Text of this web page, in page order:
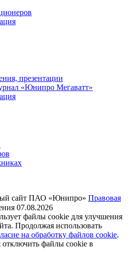
презентации
«Юнипро Мегаватт»
сайт ПАО «Юнипро» Правовая
07.08.2026
файлы cookie для улучшения
Продолжая использовать
на обработку файлов cookie.
файлы cookie в